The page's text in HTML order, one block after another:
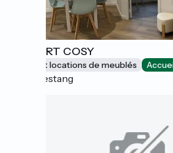
L'APPART COSY
Gîtes et locations de meublés
Capestang